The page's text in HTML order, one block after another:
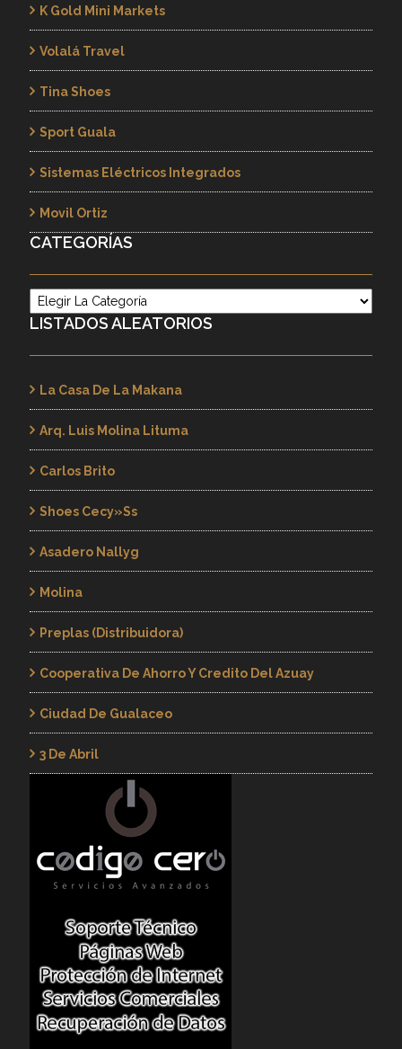
K Gold Mini Markets
Volalá Travel
Tina Shoes
Sport Guala
Sistemas Eléctricos Integrados
Movil Ortiz
CATEGORÍAS
Categorías
LISTADOS ALEATORIOS
La Casa De La Makana
Arq. Luis Molina Lituma
Carlos Brito
Shoes Cecy»ss
Asadero Nallyg
Molina
Preplas (Distribuidora)
Cooperativa De Ahorro Y Credito Del Azuay
Ciudad De Gualaceo
3 De Abril